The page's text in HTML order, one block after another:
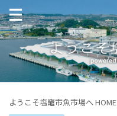
ようこそ塩竈市魚市場へ HOME